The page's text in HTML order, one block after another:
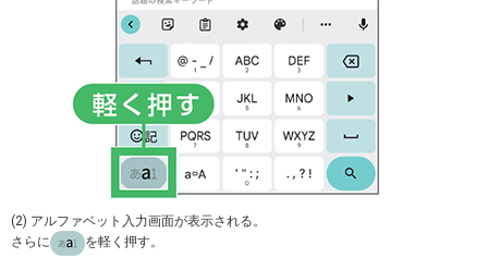
(2) アルファベット入力画面が表示される。
さらに
を軽く押す。